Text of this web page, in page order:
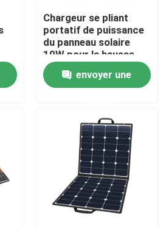
de centrale
Chargeur se pliant
portatif de puissance
du panneau solaire
10W pour la hausse
campante de voyage
envoyer une